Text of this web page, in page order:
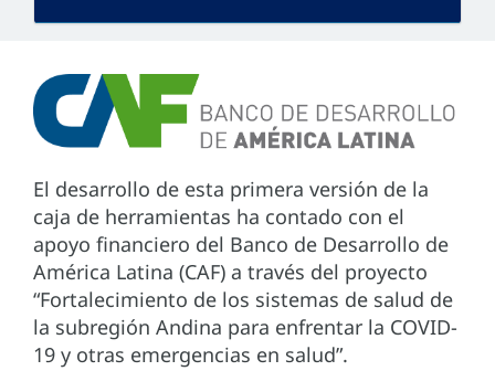
El desarrollo de esta primera versión de la
caja de herramientas ha contado con el
apoyo financiero del Banco de Desarrollo de
América Latina (CAF) a través del proyecto
“Fortalecimiento de los sistemas de salud de
la subregión Andina para enfrentar la COVID-
19 y otras emergencias en salud”.